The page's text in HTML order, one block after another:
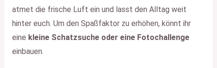
atmet die frische Luft ein und lasst den Alltag weit
hinter euch. Um den Spaßfaktor zu erhöhen, könnt ihr
eine kleine Schatzsuche oder eine Fotochallenge
einbauen.